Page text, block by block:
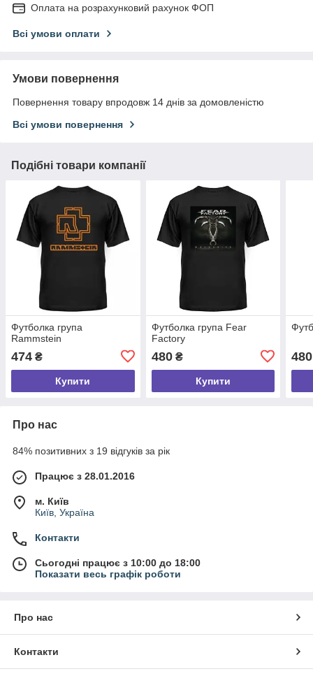
Оплата на розрахунковий рахунок ФОП
Всі умови оплати
Умови повернення
Повернення товару впродовж 14 днів за домовленістю
Всі умови повернення
Подібні товари компанії
Футболка група
Rammstein
474 ₴
Купити
Футболка група Fear
Factory
480₴
Купити
480
Про нас
84% позитивних з 19 відгуків за рік
Працює з 28.01.2016
м. Київ
Київ, Україна
Контакти
Сьогодні працює з 10:00 до 18:00
Показати весь графік роботи
Про нас
Контакти